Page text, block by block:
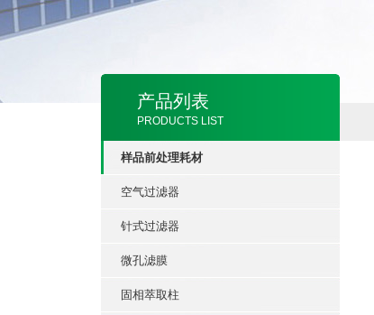
产品列表
PRODUCTS LIST
样品前处理耗材
空气过滤器
针式过滤器
微孔滤膜
固相萃取柱